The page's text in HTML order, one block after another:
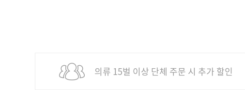
의류 15벌 이상 단체 주문 시 추가 할인